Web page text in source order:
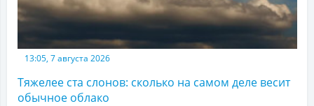
13:05, 7 августа 2026
Тяжелее ста слонов: сколько на самом деле весит
обычное облако